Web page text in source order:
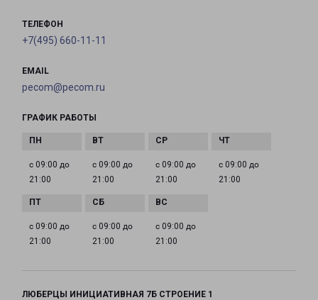
ТЕЛЕФОН
+7(495) 660-11-11
EMAIL
pecom@pecom.ru
ГРАФИК РАБОТЫ
с 09:00 до
21:00
с 09:00 до
21:00
с 09:00 до
21:00
с 09:00 до
21:00
с 09:00 до
21:00
с 09:00 до
21:00
с 09:00 до
21:00
ЛЮБЕРЦЫ ИНИЦИАТИВНАЯ 7Б СТРОЕНИЕ 1